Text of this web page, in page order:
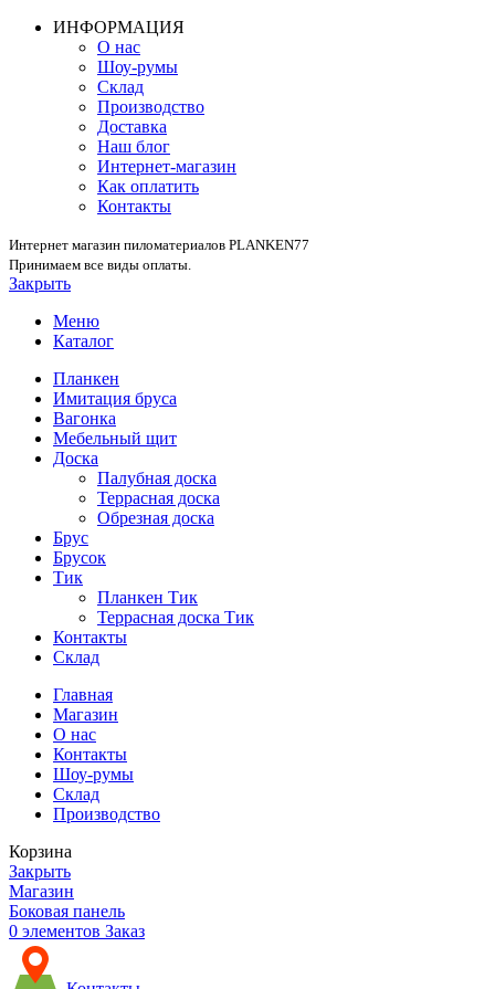
ИНФОРМАЦИЯ
О нас
Шоу-румы
Склад
Производство
Доставка
Наш блог
Интернет-магазин
Как оплатить
Контакты
Интернет магазин пиломатериалов PLANKEN77
Принимаем все виды оплаты.
Закрыть
Меню
Каталог
Планкен
Имитация бруса
Вагонка
Мебельный щит
Доска
Палубная доска
Террасная доска
Обрезная доска
Брус
Брусок
Тик
Планкен Тик
Террасная доска Тик
Контакты
Склад
Главная
Магазин
О нас
Контакты
Шоу-румы
Склад
Производство
Корзина
Закрыть
Магазин
Боковая панель
0 элементов Заказ